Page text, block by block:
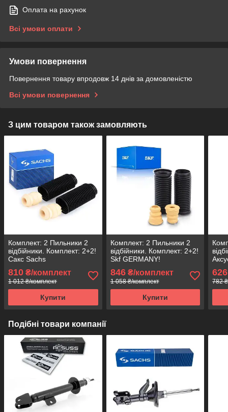
Оплата на рахунок
Всі умови оплати
Умови повернення
Повернення товару впродовж 14 днів за домовленістю
Всі умови повернення
З цим товаром також замовляють
Комплект: 2 Пильники 2
відбійники. Комплект: 2+2!
Сакс Sachs
810 ₴/комплект
1 012 ₴/комплект
Купити
Комплект: 2 Пильники 2
відбійники. Комплект: 2+2!
Skf GERMANY!
846₴/комплект
1 058 ₴/комплект
Купити
626
782
Подібні товари компанії